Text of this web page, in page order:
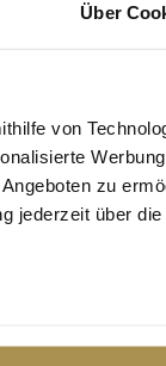
Über
von
zu
jederzeit über